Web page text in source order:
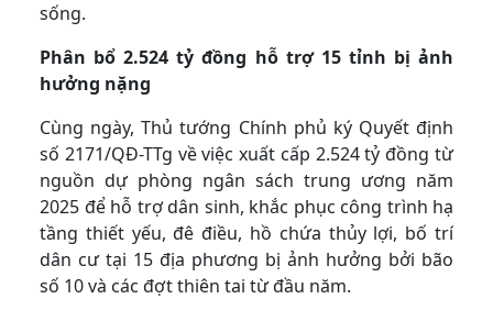
sống.
Phân bổ 2.524 tỷ đồng hỗ trợ 15 tỉnh bị ảnh
hưởng nặng
Cùng ngày, Thủ tướng Chính phủ ký Quyết định
số 2171/QĐ-TTg về việc xuất cấp 2.524 tỷ đồng từ
nguồn dự phòng ngân sách trung ương năm
2025 để hỗ trợ dân sinh, khắc phục công trình hạ
tầng thiết yếu, đê điều, hồ chứa thủy lợi, bố trí
dân cư tại 15 địa phương bị ảnh hưởng bởi bão
số 10 và các đợt thiên tai từ đầu năm.